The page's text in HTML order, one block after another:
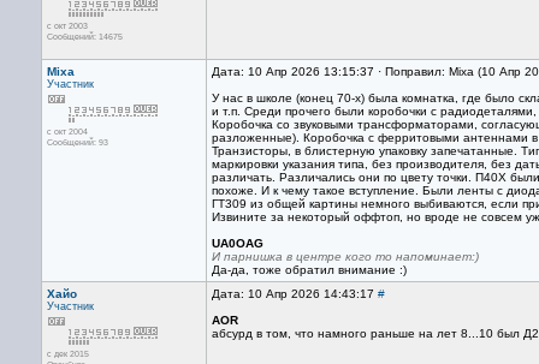
с окт 2003
Сообщений: 14675
Mixa
Участник
с окт 2004
Сообщений: 93
Дата: 10 Апр 2026 13:15:37 · Поправил: Mixa (10 Апр
У нас в школе (конец 70-х) была комнатка, где было
и т.п. Среди прочего были коробочки с
Коробочка со звуковыми трансформаторами,
разложенные). Коробочка с ферритовыми антеннами
Транзисторы, в блистерную упаковку запечатанные.
маркировки указания типа, без производителя, без
различать. Различались они по цвету точки. П40X
похоже. И к чему такое вступление. Были ленты с
ГТ309 из общей картины немного выбиваются, если
Извините за некоторый оффтоп, но вроде не совсем
UA0OAG
И парнишка в центре кого то напоминает:)
Да-да, тоже обратил внимание :)
Хайо
Участник
с дек 2015
Дата: 10 Апр 2026 14:43:17 #
AOR
абсурд в том, что намного раньше на лет 8...10 был